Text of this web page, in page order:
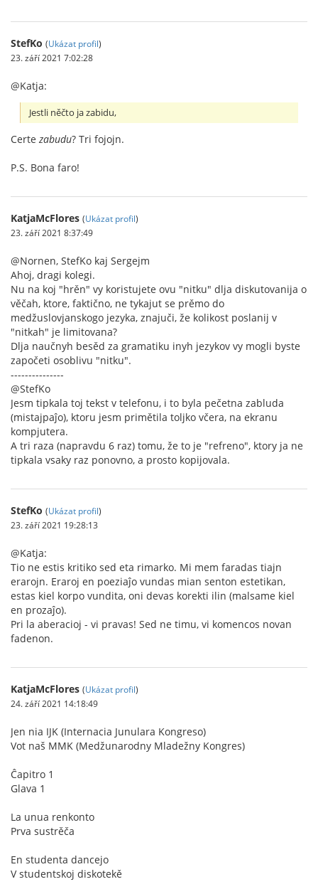
StefKo (Ukázat profil)
23. září 2021 7:02:28
@Katja:
Jestli něčto ja zabidu,
Certe zabudu? Tri fojojn.
P.S. Bona faro!
KatjaMcFlores (Ukázat profil)
23. září 2021 8:37:49
@Nornen, StefKo kaj Sergejm
Ahoj, dragi kolegi.
Nu na koj "hrěn" vy koristujete ovu "nitku" dlja diskutovanija o
věčah, ktore, faktično, ne tykajut se prěmo do
medžuslovjanskogo jezyka, znajuči, že kolikost poslanij v
"nitkah" je limitovana?
Dlja naučnyh besěd za gramatiku inyh jezykov vy mogli byste
započeti osoblivu "nitku".
---------------
@StefKo
Jesm tipkala toj tekst v telefonu, i to byla pečetna zabluda
(mistajpaĵo), ktoru jesm primětila toljko včera, na ekranu
kompjutera.
A tri raza (napravdu 6 raz) tomu, že to je "refreno", ktory ja ne
tipkala vsaky raz ponovno, a prosto kopijovala.
StefKo (Ukázat profil)
23. září 2021 19:28:13
@Katja:
Tio ne estis kritiko sed eta rimarko. Mi mem faradas tiajn
erarojn. Eraroj en poeziaĵo vundas mian senton estetikan,
estas kiel korpo vundita, oni devas korekti ilin (malsame kiel
en prozaĵo).
Pri la aberacioj - vi pravas! Sed ne timu, vi komencos novan
fadenon.
KatjaMcFlores (Ukázat profil)
24. září 2021 14:18:49
Jen nia IJK (Internacia Junulara Kongreso)
Vot naš MMK (Medžunarodny Mladežny Kongres)
Ĉapitro 1
Glava 1
La unua renkonto
Prva sustrěča
En studenta dancejo
V studentskoj diskotekě